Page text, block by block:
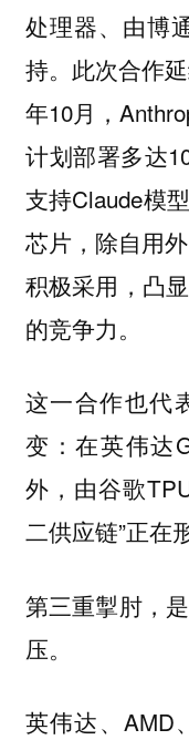
处理器、由博
持。此次合作
年10月，
计划部署多达
支持Claude模
芯片，除自用
积极采用，凸
的竞争力。
这一合作也代
变：在英伟达
外，由谷歌
二供应链”正在
第三重掣肘，
压。
英伟达、AMD